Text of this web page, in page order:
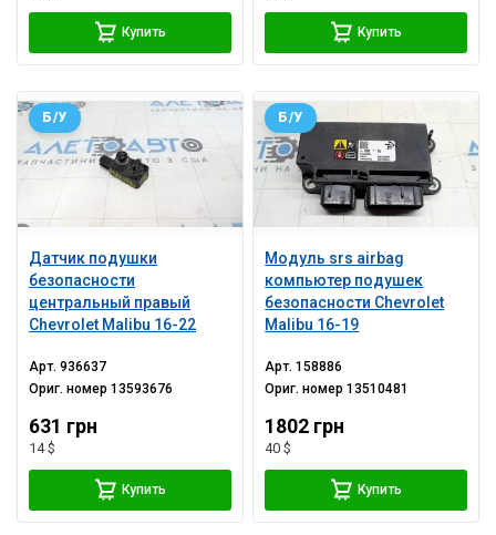
Купить Купить
Датчик подушки
безопасности
центральный правый
Chevrolet Malibu 16-22
Б/У
Арт.936637
Ориг. номер13593676
631 грн
14 $
Купить
Модуль srs airbag
компьютер подушек
безопасности Chevrolet
Malibu 16-19
Б/У
Арт.158886
Ориг. номер13510481
1802 грн
40 $
Купить